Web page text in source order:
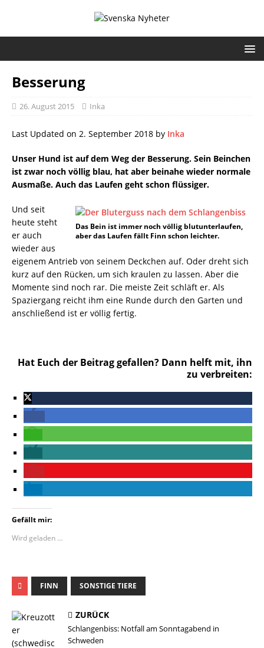
Besserung
26. August 2015 Inka
Last Updated on 2. September 2018 by Inka
Unser Hund ist auf dem Weg der Besserung. Sein Beinchen
ist zwar noch völlig blau, hat aber beinahe wieder normale
Ausmaße. Auch das Laufen geht schon flüssiger.
Das Bein ist immer noch völlig blutunterlaufen,
aber das Laufen fällt Finn schon leichter.
Und seit
heute steht
er auch
wieder aus
eigenem Antrieb von seinem Deckchen auf. Oder dreht sich
kurz auf den Rücken, um sich kraulen zu lassen. Aber die
Momente sind noch rar. Die meiste Zeit schläft er. Als
Spaziergang reicht ihm eine Runde durch den Garten und
anschließend ist er völlig fertig.
Hat Euch der Beitrag gefallen? Dann helft mit, ihn
zu verbreiten:
Gefällt mir:
Wird geladen …
FINN SONSTIGE TIERE
ZURÜCK
Schlangenbiss: Notfall am Sonntagabend in
Schweden